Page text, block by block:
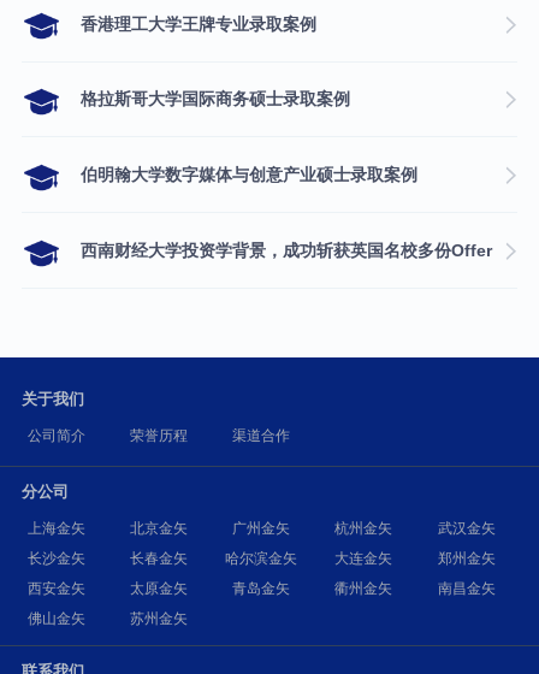
香港理工大学王牌专业录取案例
格拉斯哥大学国际商务硕士录取案例
伯明翰大学数字媒体与创意产业硕士录取案例
西南财经大学投资学背景，成功斩获英国名校多份Offer
关于我们
公司简介 荣誉历程 渠道合作
分公司
上海金矢 北京金矢 广州金矢 杭州金矢
武汉金矢
长沙金矢
长春金矢 哈尔滨金矢 大连金矢
郑州金矢
西安金矢
太原金矢 青岛金矢 衢州金矢
南昌金矢
佛山金矢
苏州金矢